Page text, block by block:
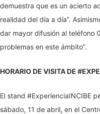
demuestra que es un acierto
realidad del día a día”.
dar mayor difusión al teléfono
problemas en este ámbito”.
HORARIO DE VISITA DE
El stand #ExperienciaINCIBE
sábado, 11 de abril, en el